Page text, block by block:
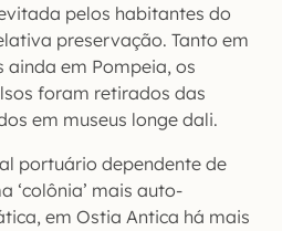
pelos habitantes do
preservação. Tanto em
em Pompeia, os
foram retirados das
em museus longe dali.
portuário dependente de
‘colônia’ mais auto-
em Ostia Antica há mais